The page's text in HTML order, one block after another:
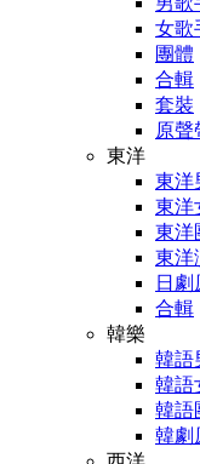
女歌
團體
合輯
套裝
原聲
東洋
東洋
東洋
東洋
東洋
日劇
合輯
韓樂
韓語
韓語
韓語
韓劇